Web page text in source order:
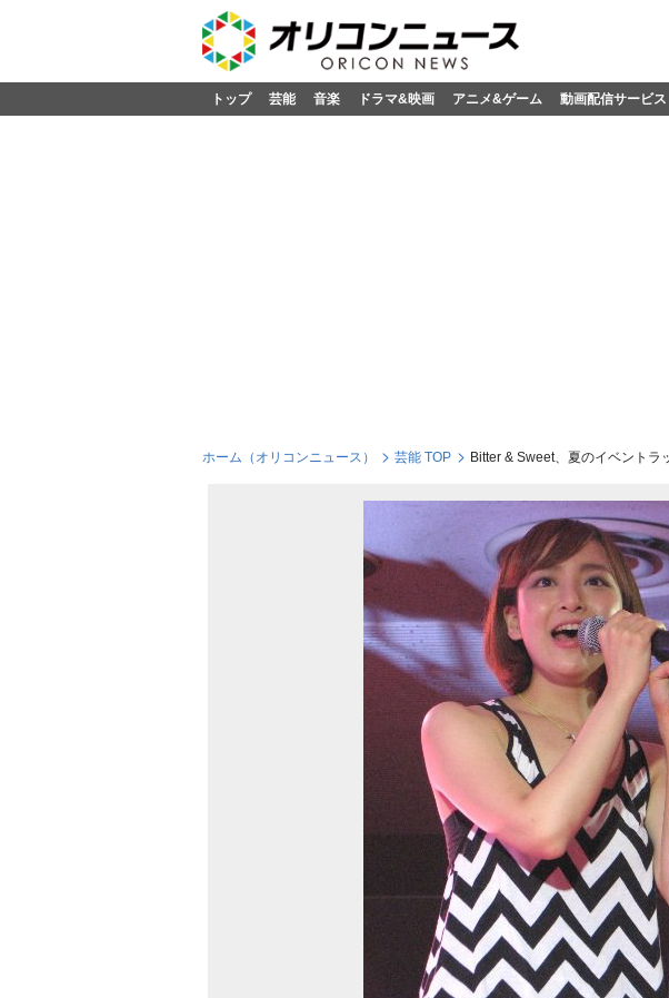
トップ 芸能 音楽 ドラマ&映画 アニメ&ゲーム 動画配信サービス
ホーム（オリコンニュース） 芸能 TOP Bitter & Sweet、夏のイベントラ